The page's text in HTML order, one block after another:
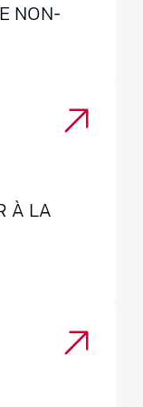
NON-
À LA